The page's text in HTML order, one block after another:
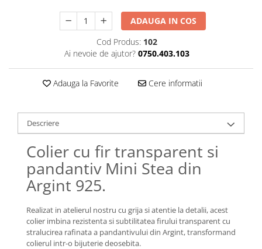
Lănțișoare cu Zodii
Lănțișoare cu Animale
Lănțișoare cu Molecule
Lănțișoare cu Pietre Naturale
Lănțișoare Argint Diverse
COLIERE CU PERLE
Coliere cu Perle Preciosa
COLIERE ȘNUR REGLABIL
Coliere cu Inimioare
Coliere cu Cruce
Coliere cu Stea
Coliere cu Soare
Coliere cu Semilună
Coliere cu Zodii
Coliere cu Flori
ADAUGA IN COS
Cod Produs: 102
Ai nevoie de ajutor? 0750.403.103
Adauga la Favorite Cere informatii
Descriere
Colier cu fir transparent si
pandantiv Mini Stea din
Argint 925.
Realizat in atelierul nostru cu grija si atentie la detalii, acest
colier imbina rezistenta si subtilitatea firului transparent cu
stralucirea rafinata a pandantivului din Argint, transformand
colierul intr-o bijuterie deosebita.